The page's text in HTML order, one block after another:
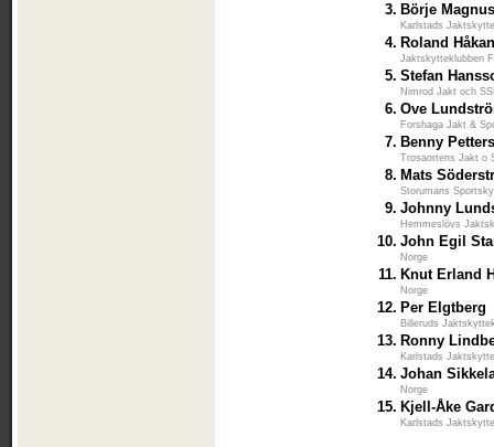
3. Börje
Karlstads
4. Roland
Jaktskytteklubben
5. Stefan
Nimrod Jakt och
6. Ove
Forshaga Jakt &
7. Benny
Trosaortens Jakt o
8. Mats
Storumans
9. Johnny
Hemmeslövs
10. John Egil
Norge
11. Knut Erland
Norge
12. Per Elgtberg
Billeruds
13. Ronny
Karlstads
14. Johan
Norge
15. Kjell-Åke
Karlstads